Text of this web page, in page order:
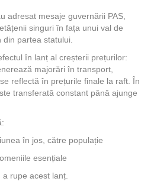
adresat mesaje guvernării PAS,
singuri în fața unui val de
din partea statului.
în lanț al creșterii prețurilor:
majorări în transport,
reflectă în prețurile finale la raft. În
transferată constant până ajunge
în jos, către populație
esențiale
rupe acest lanț.